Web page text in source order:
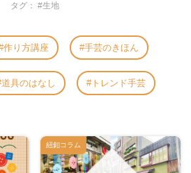
タグ： #生地
作り方講座 手芸のきほん
道具のはなし トレンド手芸
紐釦コラム